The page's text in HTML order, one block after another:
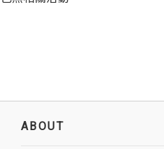
ABOUT